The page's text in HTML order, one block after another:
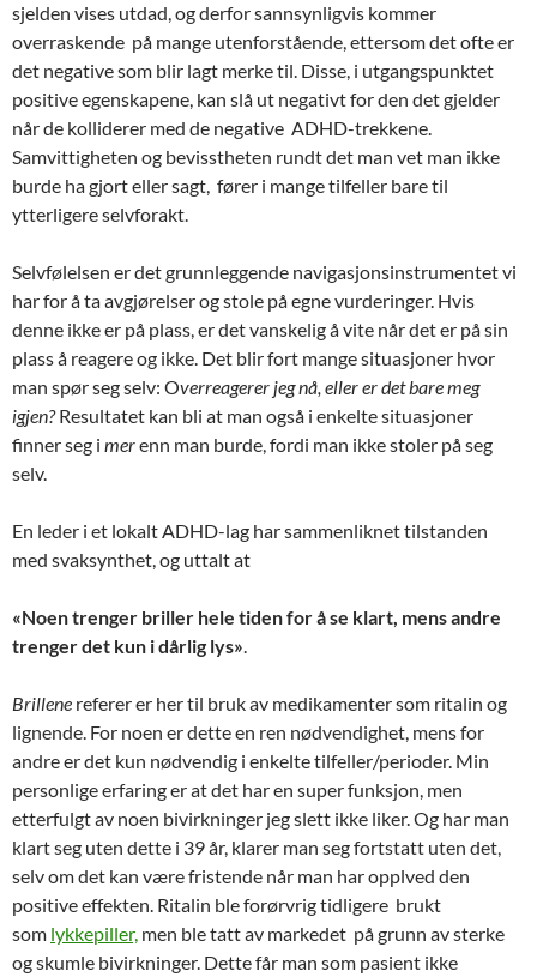
sjelden vises utdad, og derfor sannsynligvis kommer
overraskende på mange utenforstående, ettersom det ofte er
det negative som blir lagt merke til. Disse, i utgangspunktet
positive egenskapene, kan slå ut negativt for den det gjelder
når de kolliderer med de negative ADHD-trekkene.
Samvittigheten og bevisstheten rundt det man vet man ikke
burde ha gjort eller sagt, fører i mange tilfeller bare til
ytterligere selvforakt.
Selvfølelsen er det grunnleggende navigasjonsinstrumentet vi
har for å ta avgjørelser og stole på egne vurderinger. Hvis
denne ikke er på plass, er det vanskelig å vite når det er på sin
plass å reagere og ikke. Det blir fort mange situasjoner hvor
man spør seg selv: Overreagerer jeg nå, eller er det bare meg
igjen?Resultatet kan bli at man også i enkelte situasjoner
finner seg i merenn man burde, fordi man ikke stoler på seg
selv.
En leder i et lokalt ADHD-lag har sammenliknet tilstanden
med svaksynthet, og uttalt at
«Noen trenger briller hele tiden for å se klart, mens andre
trenger det kun i dårlig lys».
Brillene referer er her til bruk av medikamenter som ritalin og
lignende. For noen er dette en ren nødvendighet, mens for
andre er det kun nødvendig i enkelte tilfeller/perioder. Min
personlige erfaring er at det har en super funksjon, men
etterfulgt av noen bivirkninger jeg slett ikke liker. Og har man
klart seg uten dette i 39 år, klarer man seg fortstatt uten det,
selv om det kan være fristende når man har opplved den
positive effekten. Ritalin ble forørvrig tidligere brukt
som lykkepiller, men ble tatt av markedet på grunn av sterke
og skumle bivirkninger. Dette får man som pasient ikke